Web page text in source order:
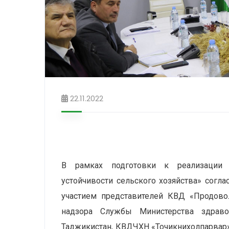
22.11.2022
В рамках подготовки к реализации
устойчивости сельского хозяйства»
участием представителей КВД
надзора Службы Министерства
Таджикистан, КВДЧХН